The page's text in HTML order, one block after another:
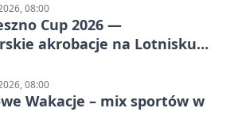
08:00
Cup 2026 —
akrobacje na Lotnisku
08:00
Wakacje – mix sportów w